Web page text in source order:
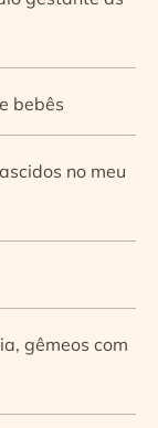
bebês
no meu
gêmeos com